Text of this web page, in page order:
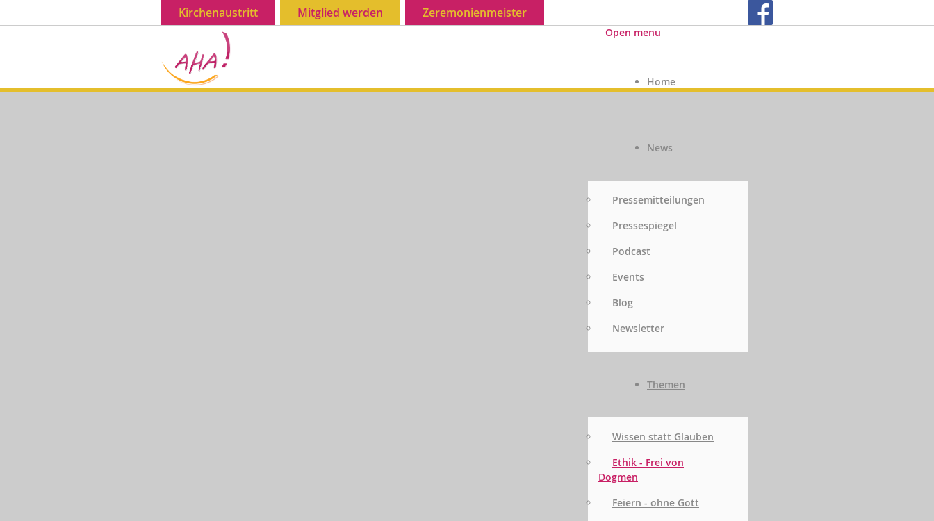
Kirchenaustritt Mitglied werden Zeremonienmeister
Open menu
Home
News
Pressemitteilungen
Pressespiegel
Podcast
Events
Blog
Newsletter
Themen
Wissen statt Glauben
Ethik - Frei von
Dogmen
Feiern - ohne Gott